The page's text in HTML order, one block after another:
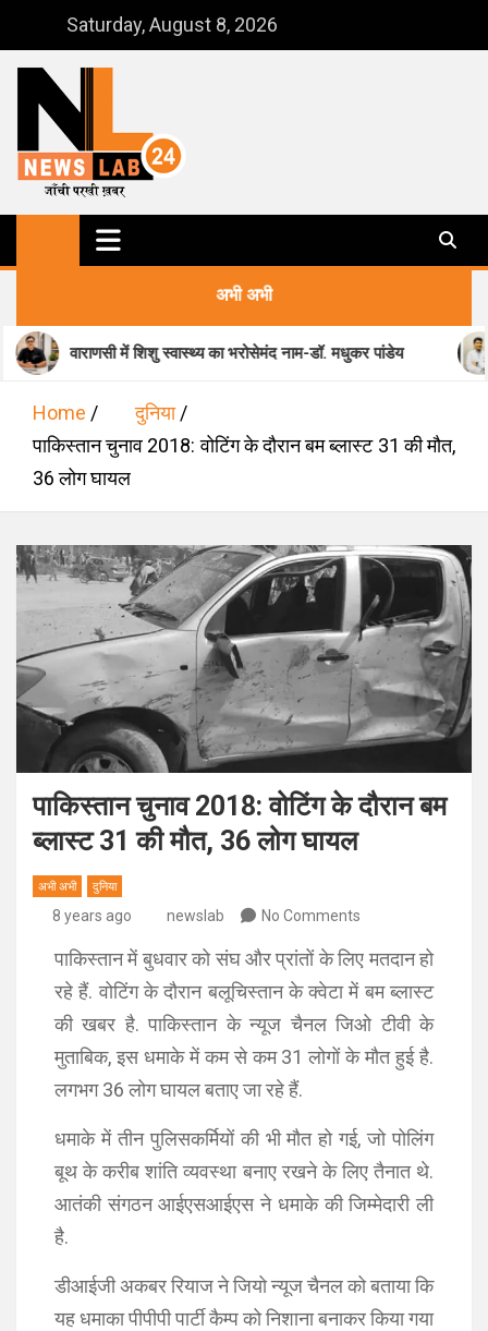
content
Saturday, August 8, 2026
NewsLab24
जाँची परखी ख़बर
अभी अभी
में शिशु स्वास्थ्य का भरोसेमंद नाम-डॉ. मधुकर पांडेय मानसिक
Home
दुनिया
पाकिस्तान चुनाव 2018: वोटिंग के दौरान बम ब्लास्ट 31 की मौत,
36 लोग घायल
पाकिस्तान चुनाव 2018: वोटिंग के दौरान बम
ब्लास्ट 31 की मौत, 36 लोग घायल
अभी अभी दुनिया
8 years ago newslab No Comments
पाकिस्तान में बुधवार को संघ और प्रांतों के लिए मतदान हो
रहे हैं. वोटिंग के दौरान बलूचिस्तान के क्वेटा में बम ब्लास्ट
की खबर है. पाकिस्तान के न्यूज चैनल जिओ टीवी के
मुताबिक, इस धमाके में कम से कम 31 लोगों के मौत हुई है.
लगभग 36 लोग घायल बताए जा रहे हैं.
धमाके में तीन पुलिसकर्मियों की भी मौत हो गई, जो पोलिंग
बूथ के करीब शांति व्यवस्था बनाए रखने के लिए तैनात थे.
आतंकी संगठन आईएसआईएस ने धमाके की जिम्मेदारी ली
है.
डीआईजी अकबर रियाज ने जियो न्यूज चैनल को बताया कि
यह धमाका पीपीपी पार्टी कैम्प को निशाना बनाकर किया गया